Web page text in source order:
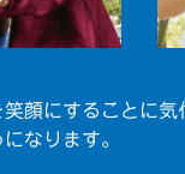
顔にすることに気
なります。